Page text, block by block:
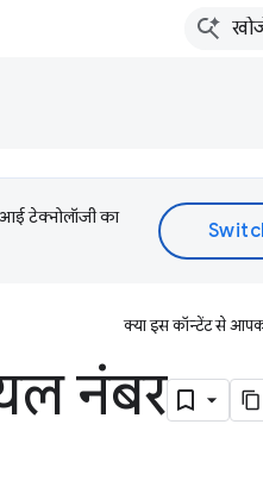
टेक्नोलॉजी का
क्या इस कॉन्टेंट से
नंबर